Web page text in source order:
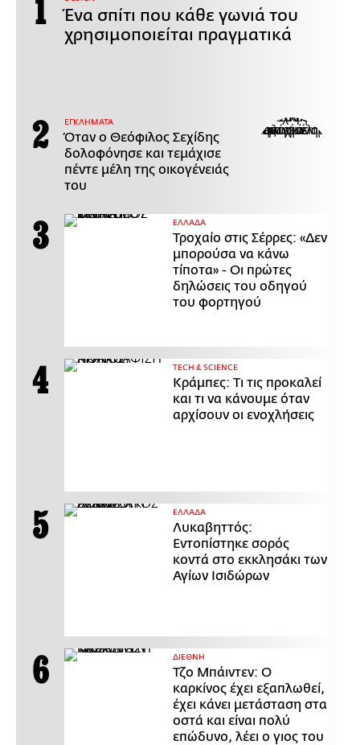
Ένα σπίτι που κάθε γωνιά του
χρησιμοποιείται πραγματικά
ΕΓΚΛΗΜΑΤΑ
Όταν ο Θεόφιλος Σεχίδης
δολοφόνησε και τεμάχισε
πέντε μέλη της οικογένειάς
του
ΕΛΛΑΔΑ
Τροχαίο στις Σέρρες: «Δεν
μπορούσα να κάνω
τίποτα» - Οι πρώτες
δηλώσεις του οδηγού
του φορτηγού
ΤECH & SCIENCE
Κράμπες: Τι τις προκαλεί
και τι να κάνουμε όταν
αρχίσουν οι ενοχλήσεις
ΕΛΛΑΔΑ
Λυκαβηττός:
Εντοπίστηκε σορός
κοντά στο εκκλησάκι των
Αγίων Ισιδώρων
ΔΙΕΘΝΗ
Τζο Μπάιντεν: Ο
καρκίνος έχει εξαπλωθεί,
έχει κάνει μετάσταση στα
οστά και είναι πολύ
επώδυνο, λέει ο γιος του